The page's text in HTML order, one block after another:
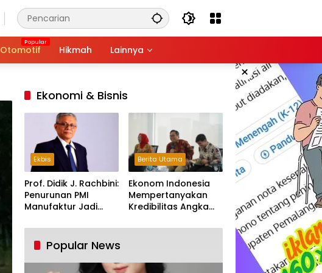
Otomotif Hikmah Lainnya
×
Ekonomi & Bisnis
Ekbis
Prof. Didik J. Rachbini:
Penurunan PMI
Manufaktur Jadi
Industri Nasional
Berita Utama
Ekonom Indonesia
Mempertanyakan
Kredibilitas Angka
Tumbuh Tapi Rapuh
Popular News